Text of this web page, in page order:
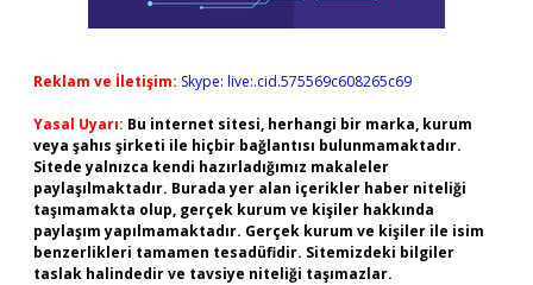
Reklam ve İletişim: Skype: live:.cid.575569c608265c69
Yasal Uyarı: Bu internet sitesi, herhangi bir marka, kurum
veya şahıs şirketi ile hiçbir bağlantısı bulunmamaktadır.
Sitede yalnızca kendi hazırladığımız makaleler
paylaşılmaktadır. Burada yer alan içerikler haber niteliği
taşımamakta olup, gerçek kurum ve kişiler hakkında
paylaşım yapılmamaktadır. Gerçek kurum ve kişiler ile isim
benzerlikleri tamamen tesadüfidir. Sitemizdeki bilgiler
taslak halindedir ve tavsiye niteliği taşımazlar.